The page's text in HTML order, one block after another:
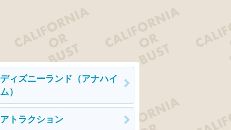
ディズニーランド（アナハイ
ム）
アトラクション